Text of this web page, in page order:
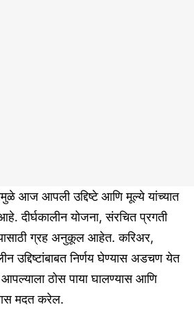
आज आपली उद्दिष्टे आणि मूल्ये यांच्यात
दीर्घकालीन योजना, संरचित प्रगती
ग्रह अनुकूल आहेत. करिअर,
उद्दिष्टांबाबत निर्णय घेण्यास अडचण येत
ठोस पाया घालण्यास आणि
मदत करेल.